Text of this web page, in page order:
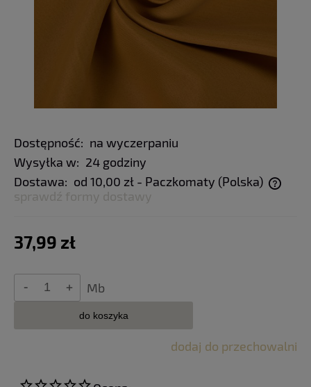
Dostępność: na wyczerpaniu
Wysyłka w: 24 godziny
Dostawa: od 10,00 zł - Paczkomaty (Polska)
Cena nie zawiera ewentualnych kosztów płatności
sprawdź formy dostawy
37,99 zł
Mb
do koszyka
dodaj do przechowalni